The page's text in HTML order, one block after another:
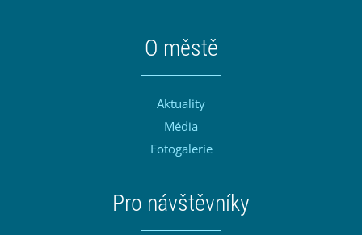
O městě
Aktuality
Média
Fotogalerie
Pro návštěvníky